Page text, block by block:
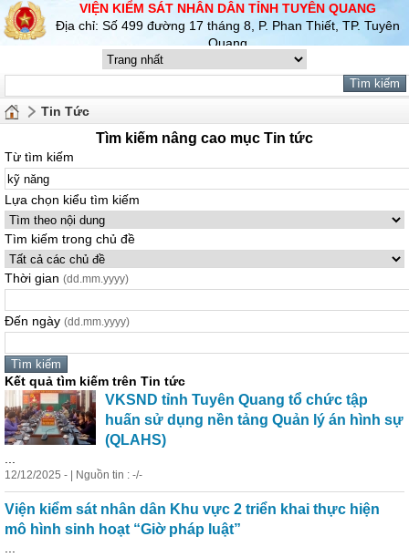
VIỆN KIỂM SÁT NHÂN DÂN TỈNH TUYÊN QUANG
Địa chỉ: Số 499 đường 17 tháng 8, P. Phan Thiết, TP. Tuyên
Quang
Tin Tức
Tìm kiếm nâng cao mục Tin tức
Từ tìm kiếm
Lựa chọn kiểu tìm kiếm
Tìm kiếm trong chủ đề
Thời gian (dd.mm.yyyy)
Đến ngày (dd.mm.yyyy)
Kết quả tìm kiếm trên Tin tức
VKSND tỉnh Tuyên Quang tổ chức tập
huấn sử dụng nền tảng Quản lý án hình sự
(QLAHS)
12/12/2025 - | Nguồn tin : -/-
Viện kiểm sát nhân dân Khu vực 2 triển khai thực hiện
mô hình sinh hoạt “Giờ pháp luật”